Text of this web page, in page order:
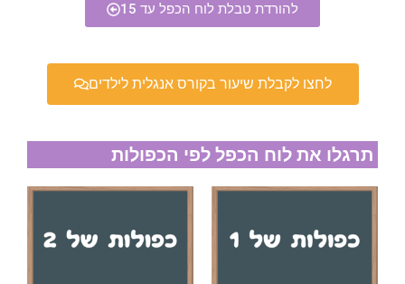
להורדת טבלת לוח הכפל עד 15
לחצו לקבלת שיעור בקורס אנגלית לילדים
תרגלו את לוח הכפל לפי הכפולות